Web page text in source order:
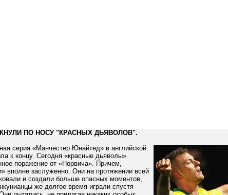
ПО НОСУ "КРАСНЫХ ДЬЯВОЛОВ".
серия «Манчестер Юнайтед» в английской
к концу. Сегодня «красные дьяволы»
поражение от «Норвича». Причем,
вполне заслуженно. Они на протяжении всей
и создали больше опасных моментов,
же долгое время играли спустя